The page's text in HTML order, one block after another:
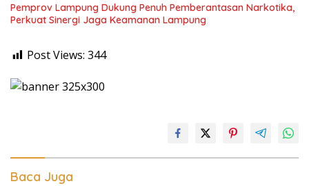
Pemprov Lampung Dukung Penuh Pemberantasan Narkotika,
Perkuat Sinergi Jaga Keamanan Lampung
Post Views: 344
Baca Juga